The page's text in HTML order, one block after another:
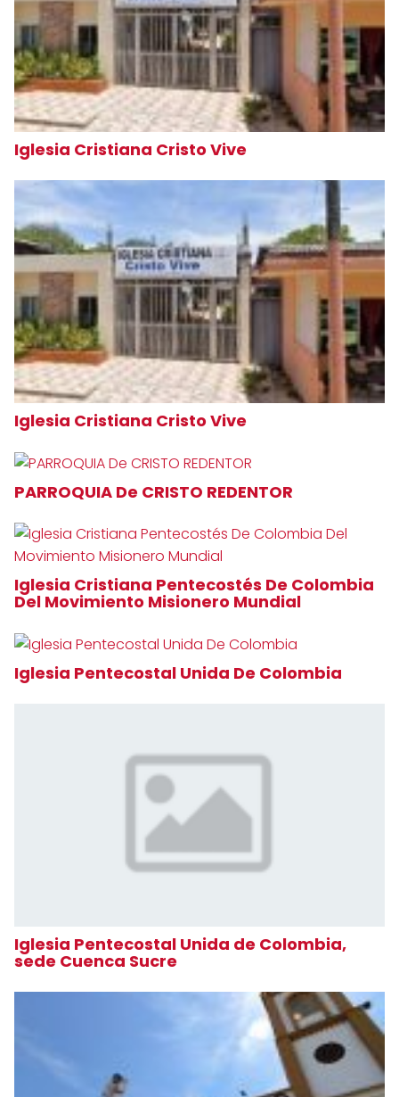
Iglesia Cristiana Cristo Vive
Iglesia Cristiana Cristo Vive
PARROQUIA De CRISTO REDENTOR
Iglesia Cristiana Pentecostés De Colombia
Del Movimiento Misionero Mundial
Iglesia Pentecostal Unida De Colombia
Iglesia Pentecostal Unida de Colombia,
sede Cuenca Sucre